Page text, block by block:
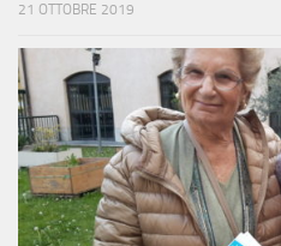
21 OTTOBRE 2019